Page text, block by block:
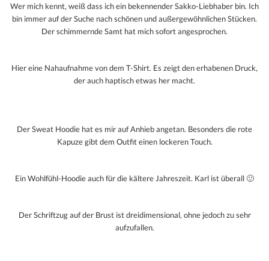
Wer mich kennt, weiß dass ich ein bekennender Sakko-Liebhaber bin. Ich
bin immer auf der Suche nach schönen und außergewöhnlichen Stücken.
Der schimmernde Samt hat mich sofort angesprochen.
Hier eine Nahaufnahme von dem T-Shirt. Es zeigt den erhabenen Druck,
der auch haptisch etwas her macht.
Der Sweat Hoodie hat es mir auf Anhieb angetan. Besonders die rote
Kapuze gibt dem Outfit einen lockeren Touch.
Ein Wohlfühl-Hoodie auch für die kältere Jahreszeit. Karl ist überall 🙂
Der Schriftzug auf der Brust ist dreidimensional, ohne jedoch zu sehr
aufzufallen.